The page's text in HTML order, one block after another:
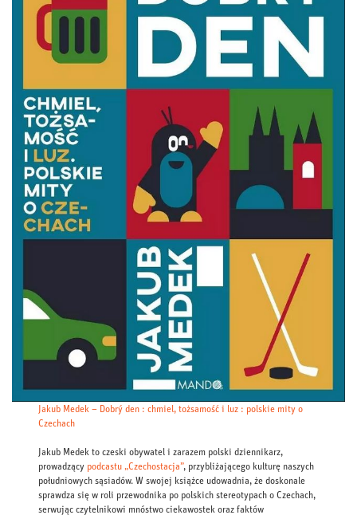
Jakub Medek – Dobrý den : chmiel, tożsamość i luz : polskie mity o
Czechach
Jakub Medek to czeski obywatel i zarazem polski dziennikarz,
prowadzący podcastu „Czechostacja”, przybliżającego kulturę naszych
południowych sąsiadów. W swojej książce udowadnia, że doskonale
sprawdza się w roli przewodnika po polskich stereotypach o Czechach,
serwując czytelnikowi mnóstwo ciekawostek oraz faktów